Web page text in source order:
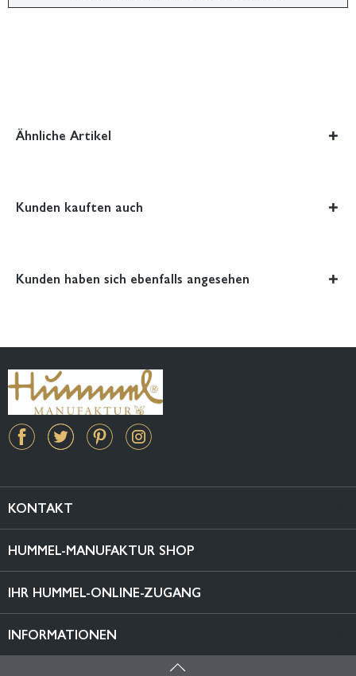
Ähnliche Artikel
Kunden kauften auch
Kunden haben sich ebenfalls angesehen
KONTAKT
HUMMEL-MANUFAKTUR SHOP
IHR HUMMEL-ONLINE-ZUGANG
INFORMATIONEN